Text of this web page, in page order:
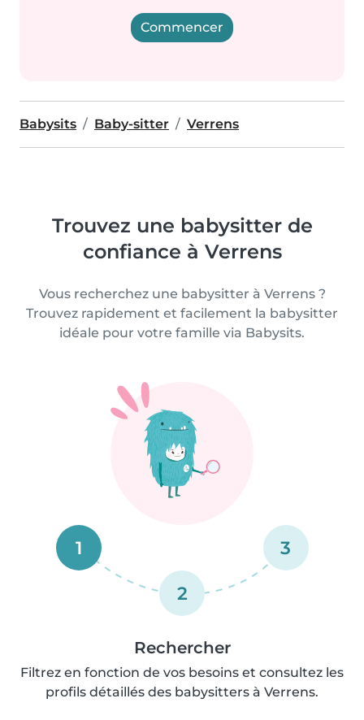
Commencer
Babysits Baby-sitter Verrens
Trouvez une babysitter de
confiance à Verrens
Vous recherchez une babysitter à Verrens ?
Trouvez rapidement et facilement la babysitter
idéale pour votre famille via Babysits.
1
2
3
Rechercher
Filtrez en fonction de vos besoins et consultez les
profils détaillés des babysitters à Verrens.